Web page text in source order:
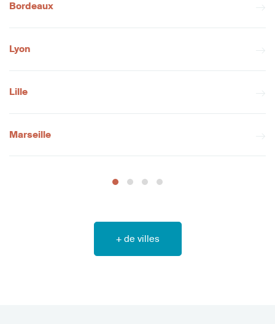
Bordeaux
Lyon
Lille
Marseille
+ de villes